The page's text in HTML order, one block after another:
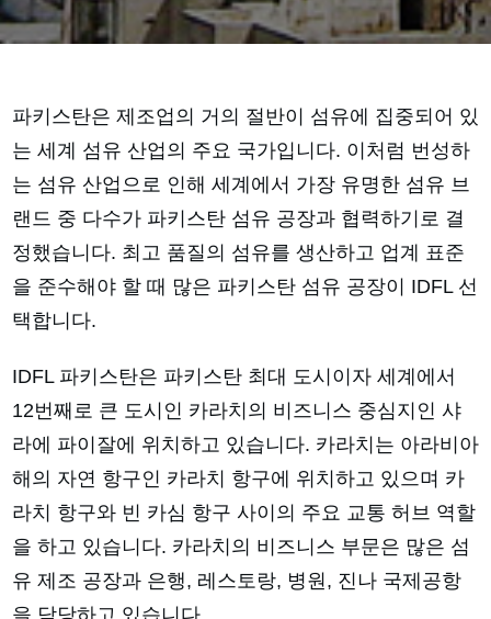
파키스탄은 제조업의 거의 절반이 섬유에 집중되어 있
는 세계 섬유 산업의 주요 국가입니다. 이처럼 번성하
는 섬유 산업으로 인해 세계에서 가장 유명한 섬유 브
랜드 중 다수가 파키스탄 섬유 공장과 협력하기로 결
정했습니다. 최고 품질의 섬유를 생산하고 업계 표준
을 준수해야 할 때 많은 파키스탄 섬유 공장이 IDFL 선
택합니다.
IDFL 파키스탄은 파키스탄 최대 도시이자 세계에서
12번째로 큰 도시인 카라치의 비즈니스 중심지인 샤
라에 파이잘에 위치하고 있습니다. 카라치는 아라비아
해의 자연 항구인 카라치 항구에 위치하고 있으며 카
라치 항구와 빈 카심 항구 사이의 주요 교통 허브 역할
을 하고 있습니다. 카라치의 비즈니스 부문은 많은 섬
유 제조 공장과 은행, 레스토랑, 병원, 진나 국제공항